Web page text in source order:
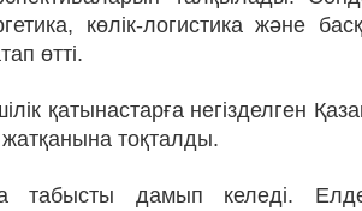
көлік-логистика және
өтті.
қатынастарға негізделген
тоқталды.
табысты дамып келеді.